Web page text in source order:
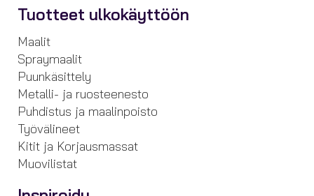
Tuotteet ulkokäyttöön
Maalit
Spraymaalit
Puunkäsittely
Metalli- ja ruosteenesto
Puhdistus ja maalinpoisto
Työvälineet
Kitit ja Korjausmassat
Muovilistat